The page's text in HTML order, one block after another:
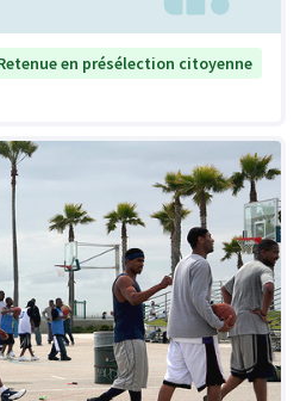
en présélection citoyenne